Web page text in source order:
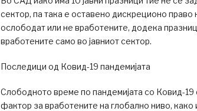
сектор, па така е оставено дискреционо право
ослободат или не вработените, додека
вработените само во јавниот сектор.
Последици од Ковид-19 пандемијата
Слободното време по пандемијата со Ковид-19
фактор за вработените на глобално ниво,